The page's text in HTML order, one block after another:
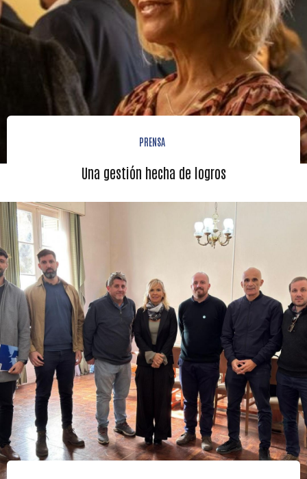
PRENSA
Una gestión hecha de logros